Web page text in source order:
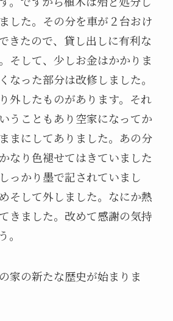
した。その分を車が２台おけ
きたので、貸し出しに有利な
そして、少しお金はかかりま
なった部分は改修しました。
外したものがあります。それ
うこともあり空家になってか
まにしてありました。あの分
なり色褪せてはきていました
っかり墨で記されていまし
そして外しました。なにか熱
きました。改めて感謝の気持
家の新たな歴史が始まりま